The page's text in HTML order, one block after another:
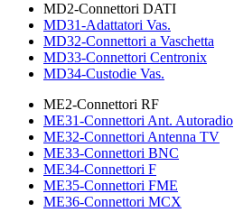
MD2-Connettori DATI
MD31-Adattatori Vas.
MD32-Connettori a Vaschetta
MD33-Connettori Centronix
MD34-Custodie Vas.
ME2-Connettori RF
ME31-Connettori Ant. Autoradio
ME32-Connettori Antenna TV
ME33-Connettori BNC
ME34-Connettori F
ME35-Connettori FME
ME36-Connettori MCX